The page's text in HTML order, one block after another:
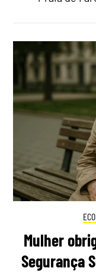
Mulher
Segurança